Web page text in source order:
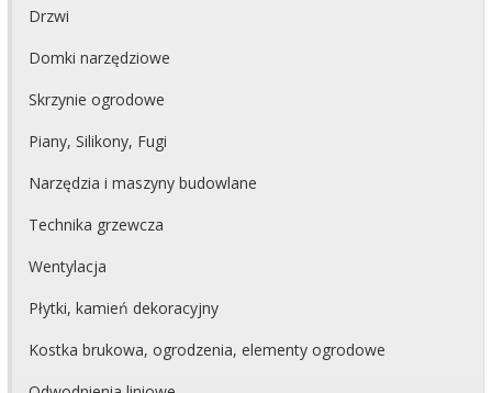
Drzwi
Domki narzędziowe
Skrzynie ogrodowe
Piany, Silikony, Fugi
Narzędzia i maszyny budowlane
Technika grzewcza
Wentylacja
Płytki, kamień dekoracyjny
Kostka brukowa, ogrodzenia, elementy ogrodowe